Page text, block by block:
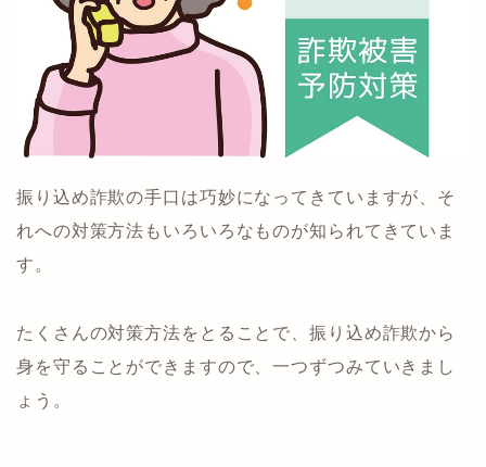
振り込め詐欺の手口は巧妙になってきていますが、そ
れへの対策方法もいろいろなものが知られてきていま
す。
たくさんの対策方法をとることで、振り込め詐欺から
身を守ることができますので、一つずつみていきまし
ょう。